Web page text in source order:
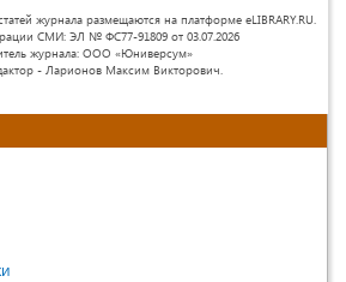
журнала размещаются на платформе eLIBRARY.RU.
СМИ: ЭЛ № ФС77-91809 от 03.07.2026
журнала: ООО «Юниверсум»
- Ларионов Максим Викторович.